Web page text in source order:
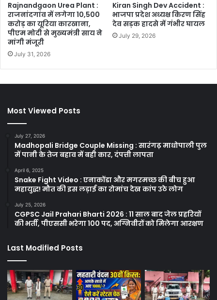
Rajnandgaon Urea Plant :
राजनांदगांव में लगेगा 10,500
करोड़ का यूरिया कारखाना,
पीएम मोदी से मुख्यमंत्री साय ने
मांगी मंजूरी
July 31, 2026
Kiran Singh Dev Accident :
भाजपा प्रदेश अध्यक्ष किरण सिंह
देव सड़क हादसे में गंभीर घायल
July 29, 2026
Most Viewed Posts
July 27, 2026
Madhopali Bridge Couple Missing : सारंगढ़ माधोपाली पुल
में पानी के तेज बहाव में बही कार, दंपत्ती लापता
April 6, 2025
Snake Fight Video : एनाकोंडा और मगरमच्छ की बीच हुआ
महायुद्ध! मौत की इस लड़ाई का रोमांच देख कांप उठे लोग
July 25, 2026
CGPSC Jail Prahari Bharti 2026 : 11 साल बाद जेल प्रहरियों
की भर्ती, पीएससी भरेगा 100 पद, अग्निवीरों को मिलेगा आरक्षण
Last Modified Posts